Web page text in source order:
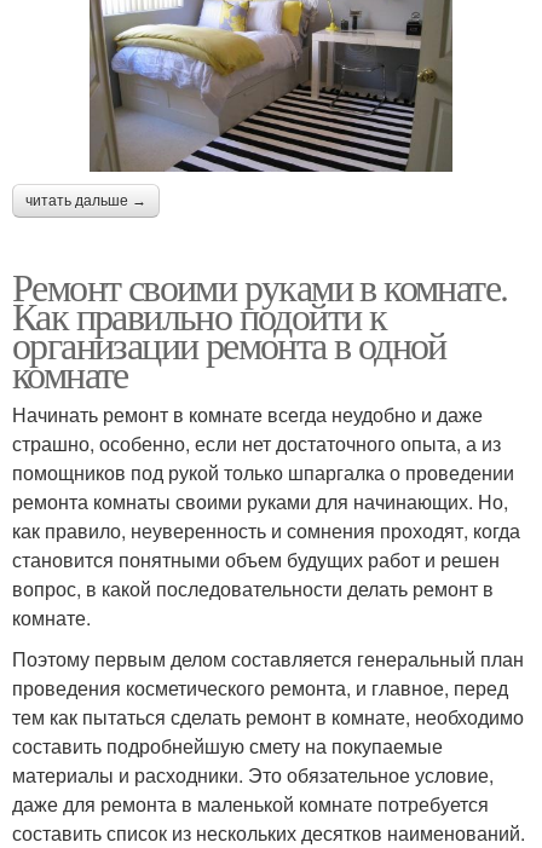
читать дальше →
Ремонт своими руками в комнате.
Как правильно подойти к
организации ремонта в одной
комнате
Начинать ремонт в комнате всегда неудобно и даже
страшно, особенно, если нет достаточного опыта, а из
помощников под рукой только шпаргалка о проведении
ремонта комнаты своими руками для начинающих. Но,
как правило, неуверенность и сомнения проходят, когда
становится понятными объем будущих работ и решен
вопрос, в какой последовательности делать ремонт в
комнате.
Поэтому первым делом составляется генеральный план
проведения косметического ремонта, и главное, перед
тем как пытаться сделать ремонт в комнате, необходимо
составить подробнейшую смету на покупаемые
материалы и расходники. Это обязательное условие,
даже для ремонта в маленькой комнате потребуется
составить список из нескольких десятков наименований.